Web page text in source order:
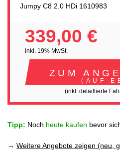
Jumpy C8 2.0 HDi 1610983
339,00 €
inkl. 19% MwSt.
ZUM
(AUF
(inkl. detaillierte
Tipp: Noch heute kaufen bevor
→ Weitere Angebote zeigen (neu,